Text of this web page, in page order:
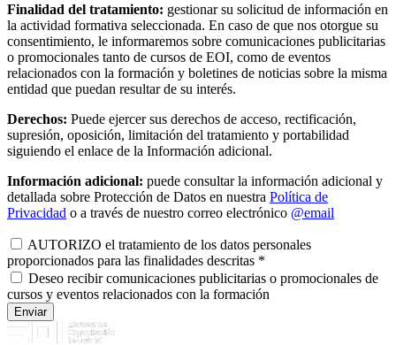
Finalidad del tratamiento: gestionar su solicitud de información en
la actividad formativa seleccionada. En caso de que nos otorgue su
consentimiento, le informaremos sobre comunicaciones publicitarias
o promocionales tanto de cursos de EOI, como de eventos
relacionados con la formación y boletines de noticias sobre la misma
entidad que puedan resultar de su interés.
Derechos: Puede ejercer sus derechos de acceso, rectificación,
supresión, oposición, limitación del tratamiento y portabilidad
siguiendo el enlace de la Información adicional.
Información adicional: puede consultar la información adicional y
detallada sobre Protección de Datos en nuestra Política de
Privacidad o a través de nuestro correo electrónico @email
AUTORIZO el tratamiento de los datos personales
proporcionados para las finalidades descritas *
Deseo recibir comunicaciones publicitarias o promocionales de
cursos y eventos relacionados con la formación